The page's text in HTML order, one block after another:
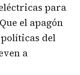
para
el apagón
del
a